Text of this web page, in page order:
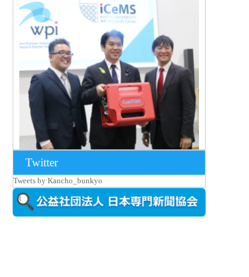
京都大iCeMS等を視察した松本文部科学
大...
Twitter
Tweets by Kancho_bunkyo